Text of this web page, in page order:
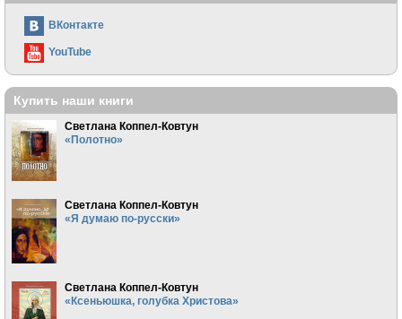
ВКонтакте
YouTube
Купить наши книги
Светлана Коппел-Ковтун
«Полотно»
Светлана Коппел-Ковтун
«Я думаю по-русски»
Светлана Коппел-Ковтун
«Ксеньюшка, голубка Христова»